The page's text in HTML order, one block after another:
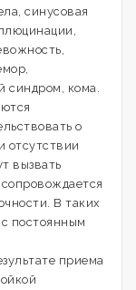
синусовая
синдром, кома.
о
отсутствии
вызвать
В таких
постоянным
приема